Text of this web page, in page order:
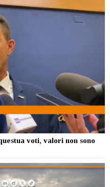
voti, valori non sono